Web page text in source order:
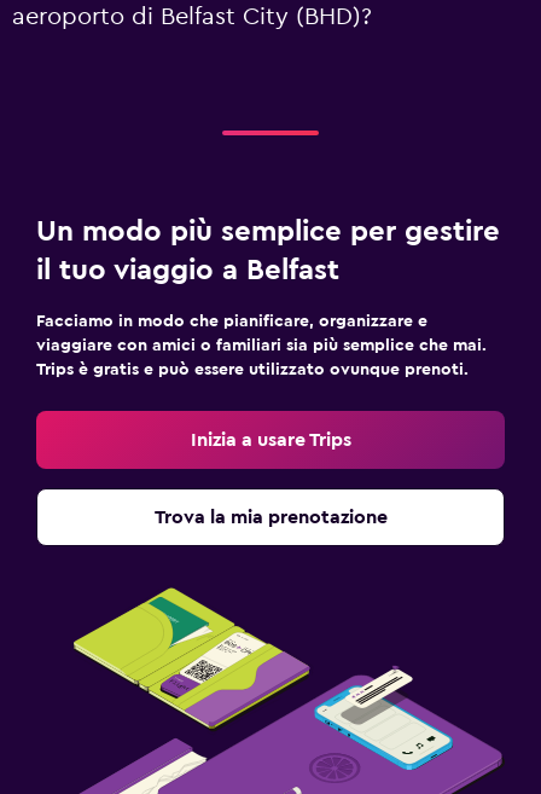
aeroporto di Belfast City (BHD)?
Un modo più semplice per gestire
il tuo viaggio a Belfast
Facciamo in modo che pianificare, organizzare e
viaggiare con amici o familiari sia più semplice che mai.
Trips è gratis e può essere utilizzato ovunque prenoti.
Inizia a usare Trips
Trova la mia prenotazione